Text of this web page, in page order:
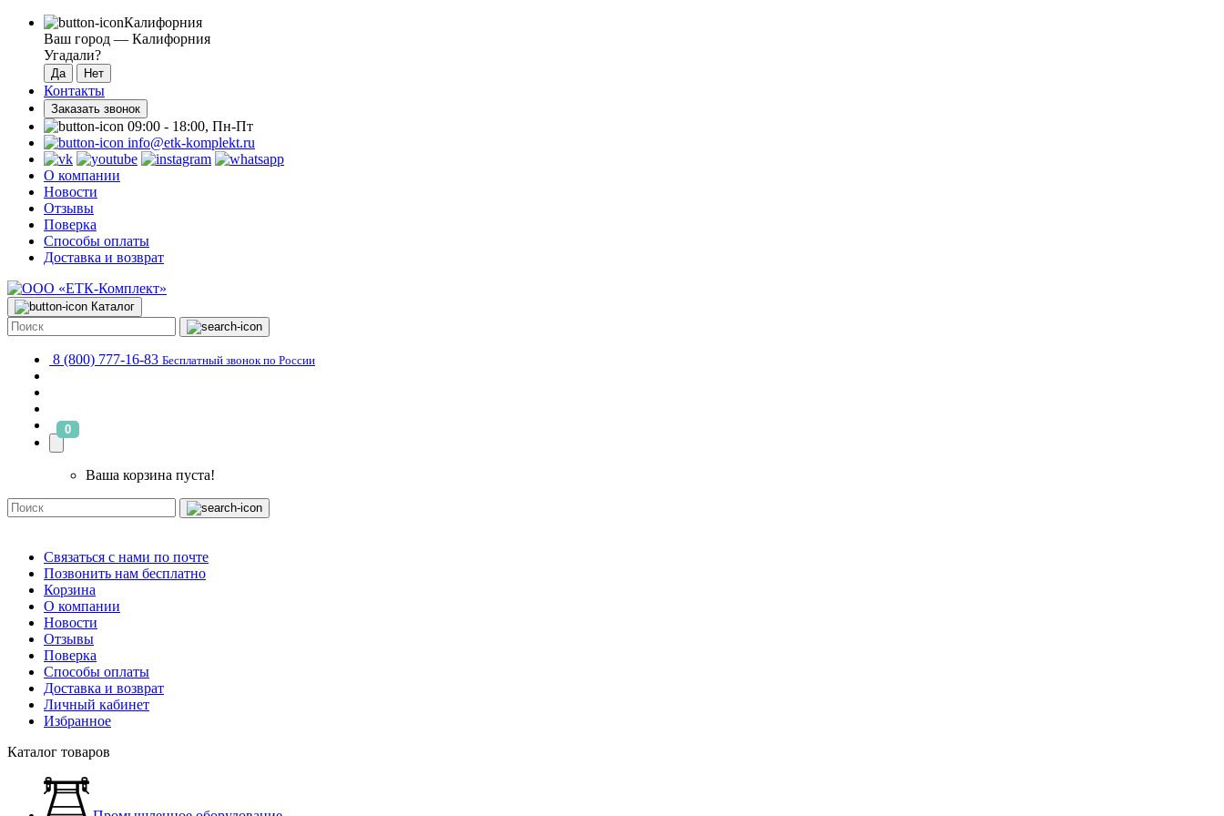
Калифорния
Ваш город — Калифорния
Угадали?
Контакты
Заказать звонок
09:00 - 18:00, Пн-Пт
info@etk-komplekt.ru
О компании
Новости
Отзывы
Поверка
Способы оплаты
Доставка и возврат
Каталог
8 (800) 777-16-83 Бесплатный звонок по России
0
Ваша корзина пуста!
Связаться с нами по почте
Позвонить нам бесплатно
Корзина
О компании
Новости
Отзывы
Поверка
Способы оплаты
Доставка и возврат
Личный кабинет
Избранное
Каталог товаров